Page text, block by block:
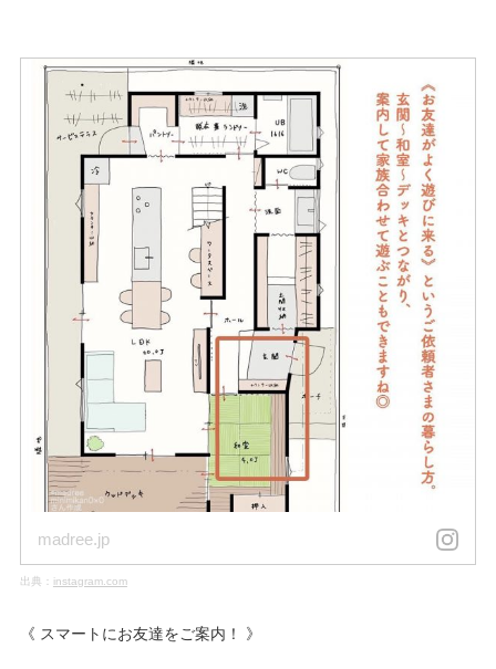
madree.jp
出典： instagram.com
《 スマートにお友達をご案内！ 》